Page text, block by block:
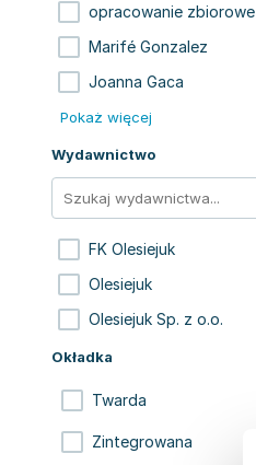
opracowanie zbiorowe
Marifé Gonzalez
Joanna Gaca
Pokaż więcej
Wydawnictwo
FK Olesiejuk
Olesiejuk
Olesiejuk Sp. z o.o.
Okładka
Twarda
Zintegrowana